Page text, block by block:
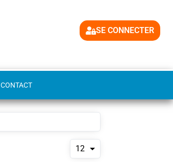
SE CONNECTER
CONTACT
12